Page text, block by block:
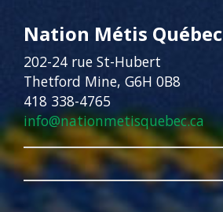
Nation Métis Québec
202-24 rue St-Hubert
Thetford Mine, G6H 0B8
418 338-4765
info@nationmetisquebec.ca